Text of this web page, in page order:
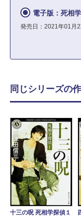
電子版：死相
発売日：2021年01月
同じシリーズの
十三の呪 死相学探偵１